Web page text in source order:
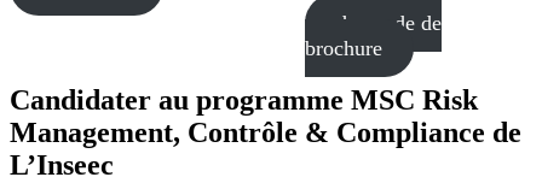
demande de
brochure
Candidater au programme MSC Risk
Management, Contrôle & Compliance de
L’Inseec